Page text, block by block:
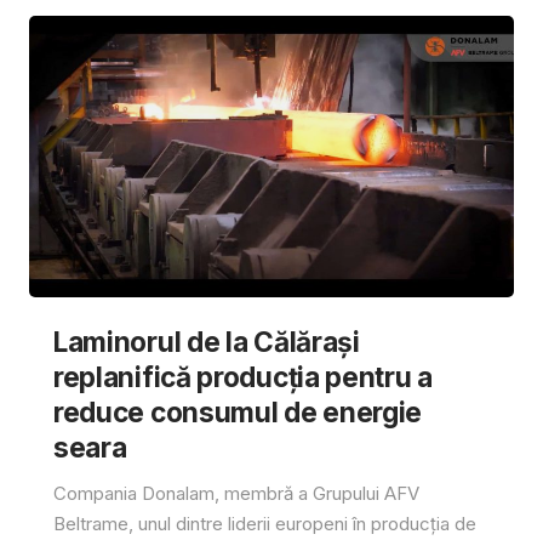
Laminorul de la Călărași
replanifică producția pentru a
reduce consumul de energie
seara
Compania Donalam, membră a Grupului AFV
Beltrame, unul dintre liderii europeni în producția de